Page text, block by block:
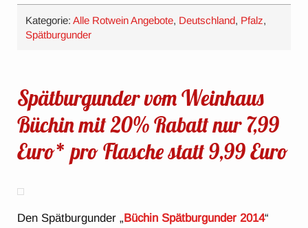
Kategorie:Alle Rotwein Angebote, Deutschland, Pfalz,
Spätburgunder
Spätburgunder vom Weinhaus
Büchin mit 20% Rabatt nur 7,99
Euro* pro Flasche statt 9,99 Euro
Den Spätburgunder „Büchin Spätburgunder 2014“